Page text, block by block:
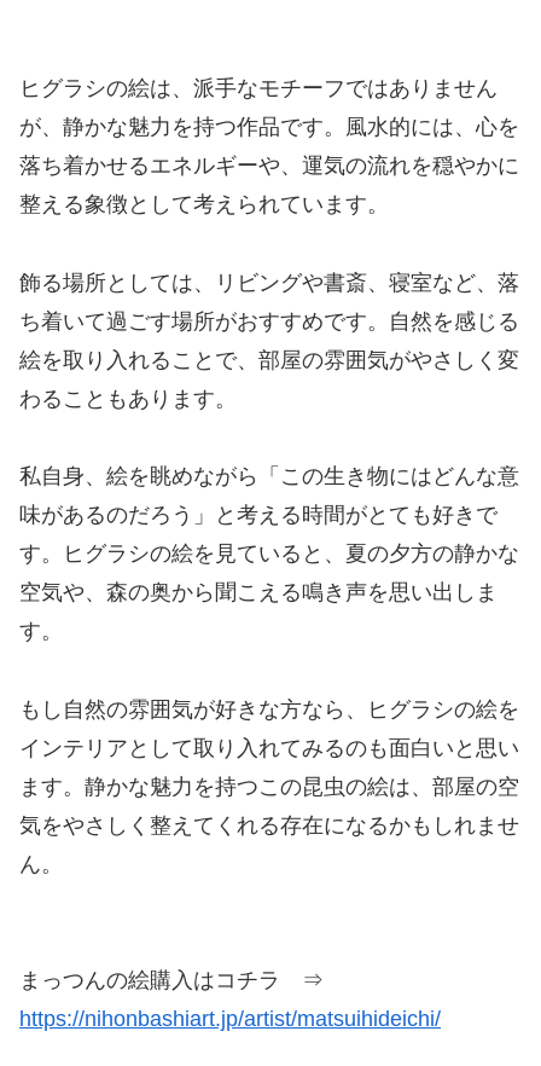
ヒグラシの絵は、派手なモチーフではありません
が、静かな魅力を持つ作品です。風水的には、心を
落ち着かせるエネルギーや、運気の流れを穏やかに
整える象徴として考えられています。
飾る場所としては、リビングや書斎、寝室など、落
ち着いて過ごす場所がおすすめです。自然を感じる
絵を取り入れることで、部屋の雰囲気がやさしく変
わることもあります。
私自身、絵を眺めながら「この生き物にはどんな意
味があるのだろう」と考える時間がとても好きで
す。ヒグラシの絵を見ていると、夏の夕方の静かな
空気や、森の奥から聞こえる鳴き声を思い出しま
す。
もし自然の雰囲気が好きな方なら、ヒグラシの絵を
インテリアとして取り入れてみるのも面白いと思い
ます。静かな魅力を持つこの昆虫の絵は、部屋の空
気をやさしく整えてくれる存在になるかもしれませ
ん。
まっつんの絵購入はコチラ ⇒
https://nihonbashiart.jp/artist/matsuihideichi/